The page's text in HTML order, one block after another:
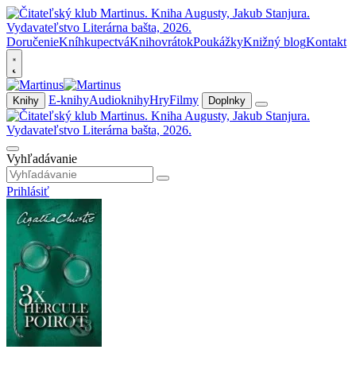
DoručenieKníhkupectváKnihovrátokPoukážkyKnižný blogKontakt
Knihy E-knihyAudioknihyHryFilmy Doplnky
Vyhľadávanie
Prihlásiť